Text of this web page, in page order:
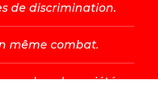
de discrimination.
même combat.
dans la société.